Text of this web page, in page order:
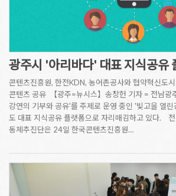
광주시 '아리바다' 대표 지식공유
콘텐츠진흥원, 한전KDN, 농어촌공사와 협약혁신도
콘텐츠 공유 【광주=뉴시스】송창헌 기자 = 전남광
강연의 기부와 공유'를 주제로 운영 중인 '빛고을 열
도 대표 지식공유 플랫폼으로 자리매김하고 있다.
동체추진단은 24일 한국콘텐츠진흥원…